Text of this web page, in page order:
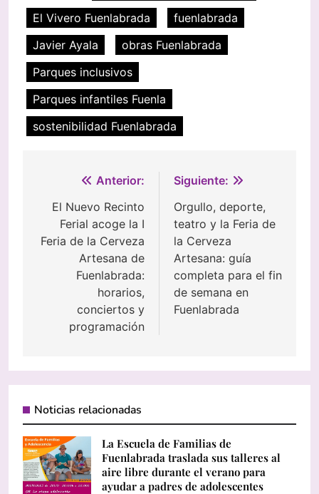
El Vivero Fuenlabrada
fuenlabrada
Javier Ayala
obras Fuenlabrada
Parques inclusivos
Parques infantiles Fuenla
sostenibilidad Fuenlabrada
Navegación
de
entradas
Anterior:
El Nuevo Recinto
Ferial acoge la I
Feria de la Cerveza
Artesana de
Fuenlabrada:
horarios,
conciertos y
programación
Siguiente:
Orgullo, deporte,
teatro y la Feria de
la Cerveza
Artesana: guía
completa para el fin
de semana en
Fuenlabrada
Noticias relacionadas
La Escuela de Familias de
Fuenlabrada traslada sus talleres al
aire libre durante el verano para
ayudar a padres de adolescentes